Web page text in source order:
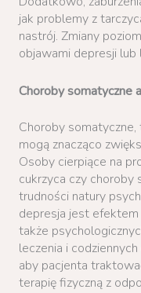
jak problemy z
nastrój. Zmiany
objawami depresji lub
Choroby somatyczne
Choroby somatyczne,
mogą znacząco
Osoby cierpiące na
cukrzyca czy choroby
trudności natury
depresja jest
także
leczenia i
aby pacjenta
terapię fizyczną z